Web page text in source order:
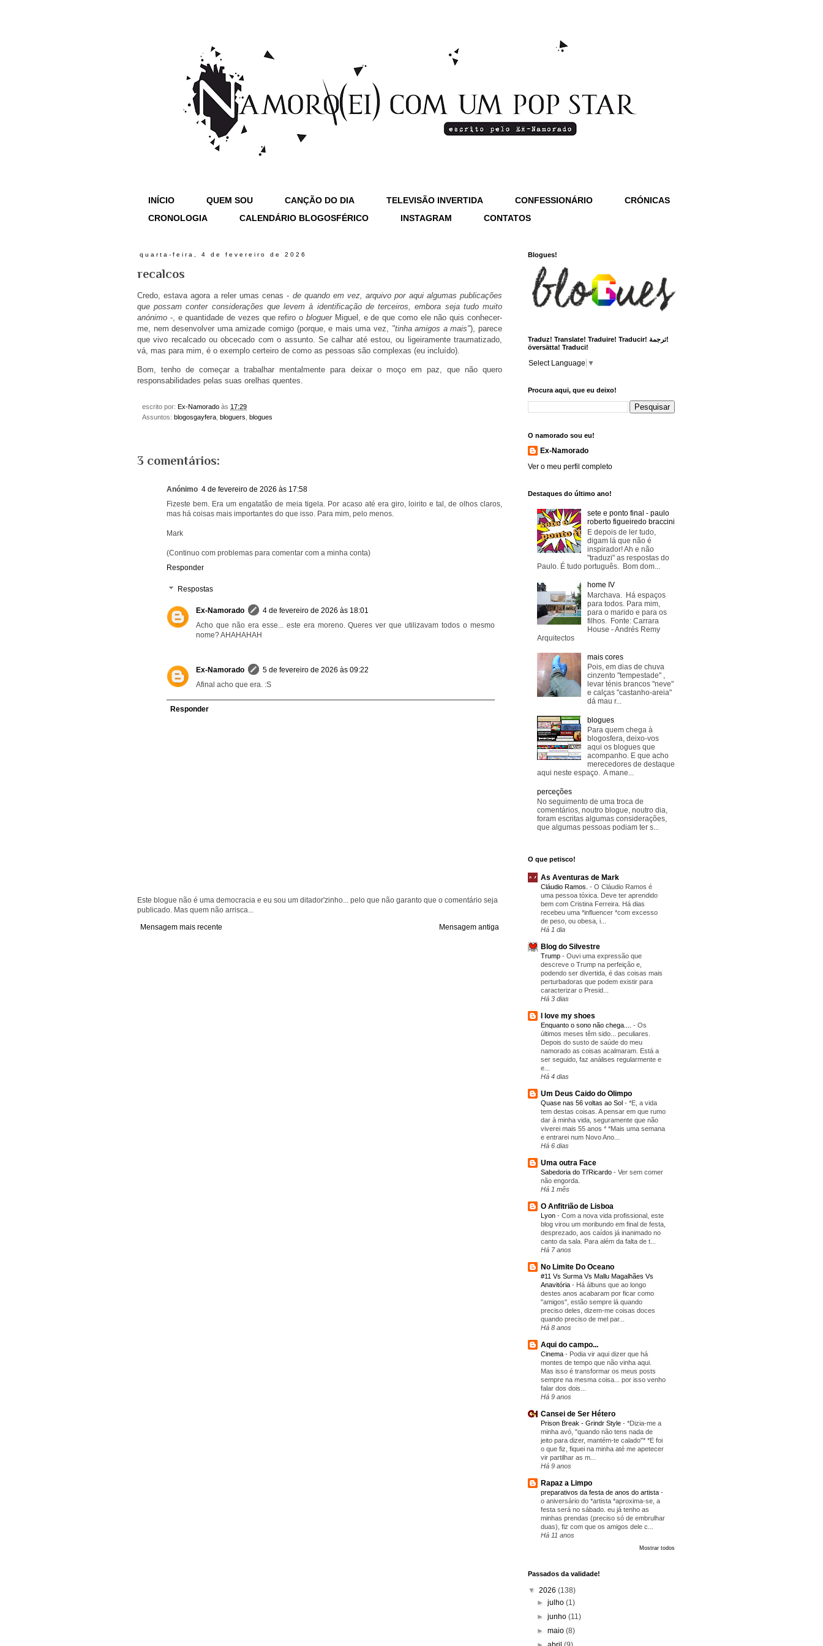
INÍCIO QUEM SOU CANÇÃO DO DIA TELEVISÃO INVERTIDA CONFESSIONÁRIO
CRÓNICAS
CRONOLOGIA
CALENDÁRIO BLOGOSFÉRICO INSTAGRAM CONTATOS
quarta-feira, 4 de fevereiro de 2026
recalcos
Credo, estava agora a reler umas cenas - de quando em vez, arquivo por aqui algumas publicações
que possam conter considerações que levem à identificação de terceiros, embora seja tudo muito
anónimo -, e quantidade de vezes que refiro o bloguerMiguel, e de que como ele não quis conhecer-
me, nem desenvolver uma amizade comigo (porque, e mais uma vez, "tinha amigos a mais"), parece
que vivo recalcado ou obcecado com o assunto. Se calhar até estou, ou ligeiramente traumatizado,
vá, mas para mim, é o exemplo certeiro de como as pessoas são complexas (eu incluído).
Bom, tenho de começar a trabalhar mentalmente para deixar o moço em paz, que não quero
responsabilidades pelas suas orelhas quentes.
escrito por: Ex-Namorado às 17:29
Assuntos: blogosgayfera bloguers blogues
3 comentários:
Anónimo 4 de fevereiro de 2026 às 17:58
Fizeste bem. Era um engatatão de meia tigela. Por acaso até era giro, loirito e tal, de olhos claros,
mas há coisas mais importantes do que isso. Para mim, pelo menos.
Mark
(Continuo com problemas para comentar com a minha conta)
Responder
Respostas
Ex-Namorado
4 de fevereiro de 2026 às 18:01
Acho que não era esse... este era moreno. Queres ver que utilizavam todos o mesmo
nome? AHAHAHAH
Ex-Namorado
5 de fevereiro de 2026 às 09:22
Afinal acho que era. :S
Responder
Este blogue não é uma democracia e eu sou um ditador'zinho... pelo que não garanto que o comentário seja
publicado. Mas quem não arrisca...
Mensagem mais recente
Mensagem antiga
Blogues!
Traduz! Translate! Traduire! Traducir! ترجمة!
översätta! Traduci!
Select Language ▼
Procura aqui, que eu deixo!
O namorado sou eu!
Ex-Namorado
Ver o meu perfil completo
Destaques do último ano!
sete e ponto final - paulo
roberto figueiredo braccini
E depois de ler tudo,
digam lá que não é
inspirador! Ah e não
"traduzi" as respostas do
Paulo. É tudo português. Bom dom...
home IV
Marchava. Há espaços
para todos. Para mim,
para o marido e para os
filhos. Fonte: Carrara
House - Andrés Remy
Arquitectos
mais cores
Pois, em dias de chuva
cinzento "tempestade" ,
levar ténis brancos "neve"
e calças "castanho-areia"
dá mau r...
blogues
Para quem chega à
blogosfera, deixo-vos
aqui os blogues que
acompanho. E que acho
merecedores de destaque
aqui neste espaço. A mane...
perceções
No seguimento de uma troca de
comentários, noutro blogue, noutro dia,
foram escritas algumas considerações,
que algumas pessoas podiam ter s...
O que petisco!
As Aventuras de Mark
Cláudio Ramos. - O Cláudio Ramos é
uma pessoa tóxica. Deve ter aprendido
bem com Cristina Ferreira. Há dias
recebeu uma *influencer *com excesso
de peso, ou obesa, i...
Há 1 dia
Blog do Silvestre
Trump - Ouvi uma expressão que
descreve o Trump na perfeição e,
podendo ser divertida, é das coisas mais
perturbadoras que podem existir para
caracterizar o Presid...
Há 3 dias
I love my shoes
Enquanto o sono não chega.... - Os
últimos meses têm sido... peculiares.
Depois do susto de saúde do meu
namorado as coisas acalmaram. Está a
ser seguido, faz análises regularmente e
e...
Há 4 dias
Um Deus Caido do Olimpo
Quase nas 56 voltas ao Sol - *E, a vida
tem destas coisas. A pensar em que rumo
dar à minha vida, seguramente que não
viverei mais 55 anos * *Mais uma semana
e entrarei num Novo Ano...
Há 6 dias
Uma outra Face
Sabedoria do Ti'Ricardo - Ver sem comer
não engorda.
Há 1 mês
O Anfitrião de Lisboa
Lyon - Com a nova vida profissional, este
blog virou um moribundo em final de festa,
desprezado, aos caídos já inanimado no
canto da sala. Para além da falta de t...
Há 7 anos
No Limite Do Oceano
#11 Vs Surma Vs Mallu Magalhães Vs
Anavitória - Há álbuns que ao longo
destes anos acabaram por ficar como
"amigos", estão sempre lá quando
preciso deles, dizem-me coisas doces
quando preciso de mel par...
Há 8 anos
Aqui do campo...
Cinema - Podia vir aqui dizer que há
montes de tempo que não vinha aqui.
Mas isso é transformar os meus posts
sempre na mesma coisa... por isso venho
falar dos dois...
Há 9 anos
Cansei de Ser Hétero
Prison Break - Grindr Style - *Dizia-me a
minha avó, "quando não tens nada de
jeito para dizer, mantém-te calado"* *E foi
o que fiz, fiquei na minha até me apetecer
vir partilhar as m...
Há 9 anos
Rapaz a Limpo
preparativos da festa de anos do artista -
o aniversário do *artista *aproxima-se, a
festa será no sábado. eu já tenho as
minhas prendas (preciso só de embrulhar
duas), fiz com que os amigos dele c...
Há 11 anos
Mostrar todos
Passados da validade!
▼ 2026 (138)
►julho(1)
►junho(11)
►maio(8)